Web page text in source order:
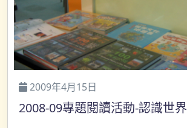
2009年4月15日
2008-09專題閱讀活動-認識世界